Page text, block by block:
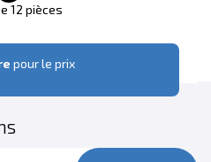
12 pièces
pour le prix